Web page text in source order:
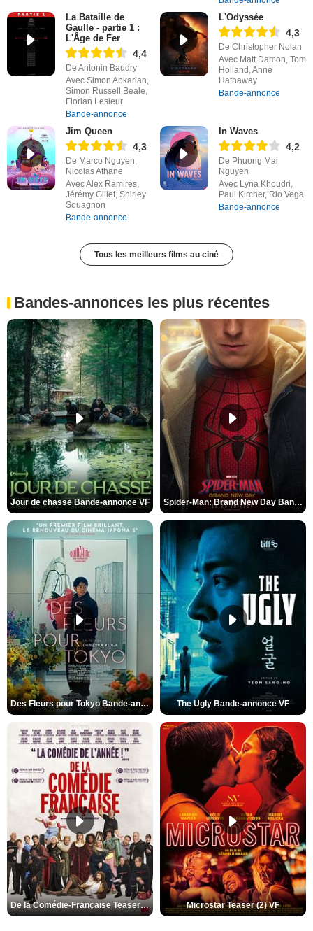
La Bataille de
Gaulle - partie 1 :
L'Âge de Fer
4,4
De Antonin Baudry
Avec Simon Abkarian,
Simon Russell Beale,
Florian Lesieur
Bande-annonce
L'Odyssée
4,3
De Christopher Nolan
Avec Matt Damon, Tom
Holland, Anne
Hathaway
Bande-annonce
Jim Queen
4,3
De Marco Nguyen,
Nicolas Athane
Avec Alex Ramires,
Jérémy Gillet, Shirley
Souagnon
Bande-annonce
In Waves
4,2
De Phuong Mai
Nguyen
Avec Lyna Khoudri,
Paul Kircher, Rio Vega
Bande-annonce
Tous les meilleurs films au ciné
Bandes-annonces les plus récentes
Jour de chasse Bande-annonce VF Spider-Man: Brand New Day Bande-annonce (3) VO STFR
Des Fleurs pour Tokyo Bande-annonce VO STFR The Ugly Bande-annonce VF
De la Comédie-Française Teaser (3) VF Microstar Teaser (2) VF